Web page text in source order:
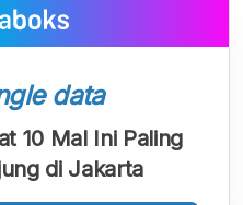
data
10 Mal Ini Paling
di Jakarta